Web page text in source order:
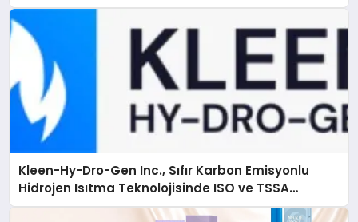
Kleen-Hy-Dro-Gen Inc., Sıfır Karbon Emisyonlu
Hidrojen Isıtma Teknolojisinde ISO ve TSSA
Düzenleyici Onaylarını Aldı